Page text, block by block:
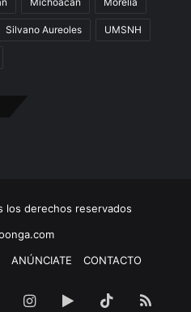
Silvano Aureoles UMSNH
los derechos reservados
ANÚNCIATE CONTACTO
YouTubeInstagram
Google TikTok